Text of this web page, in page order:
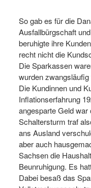
So gab es für die
Ausfallbürgschaft
beruhigte ihre
recht nicht die
Die Sparkassen
wurden
Die Kundinnen und
Inflationserfahrung
angesparte Geld
Schaltersturm traf
ans Ausland
aber auch
Sachsen die
Beunruhigung. Es
Dabei besaß das